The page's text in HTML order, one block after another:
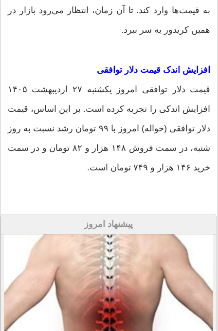
به قیمت‌ها وارد کند. تا آن زمان، انتظار می‌رود بازار در
همین کریدور به سر ببرد.
افزایش اندک قیمت دلار توافقی
قیمت دلار توافقی امروز یکشنبه ۲۷ اردیبهشت ۱۴۰۵
افزایش اندکی را تجربه کرده است. بر این اساس، قیمت
دلار توافقی (حواله) امروز با ۹۹ تومان رشد نسبت به روز
شنبه، در سمت فروش ۱۴۸ هزار و ۸۲ تومان و در سمت
خرید ۱۴۶ هزار و ۷۴۹ تومان است.
پیشنهاد امروز